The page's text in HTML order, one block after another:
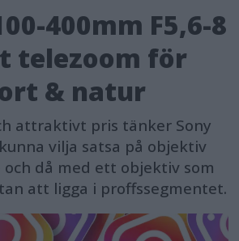
400mm F5,6-8
telezoom för
& natur
attraktivt pris tänker Sony
vilja satsa på objektiv
och då med ett objektiv som
att ligga i proffssegmentet.